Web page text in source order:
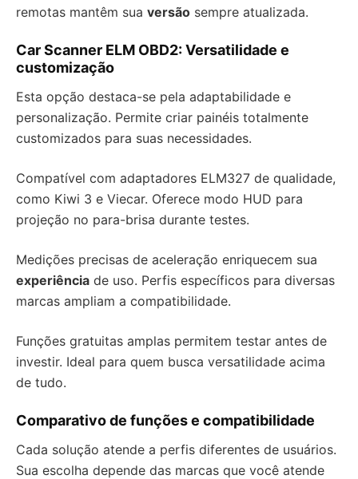
remotas mantêm sua versão sempre atualizada.
Car Scanner ELM OBD2: Versatilidade e
customização
Esta opção destaca-se pela adaptabilidade e
personalização. Permite criar painéis totalmente
customizados para suas necessidades.
Compatível com adaptadores ELM327 de qualidade,
como Kiwi 3 e Viecar. Oferece modo HUD para
projeção no para-brisa durante testes.
Medições precisas de aceleração enriquecem sua
experiência de uso. Perfis específicos para diversas
marcas ampliam a compatibilidade.
Funções gratuitas amplas permitem testar antes de
investir. Ideal para quem busca versatilidade acima
de tudo.
Comparativo de funções e compatibilidade
Cada solução atende a perfis diferentes de usuários.
Sua escolha depende das marcas que você atende